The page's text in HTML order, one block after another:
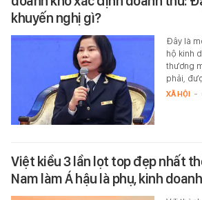
khuyến nghị gì?
Đây là
hộ kinh
thương
phải,
XÃ HỘI -
Việt kiều 3 lần lọt top đẹp nhất
Nam làm Á hậu là phụ, kinh